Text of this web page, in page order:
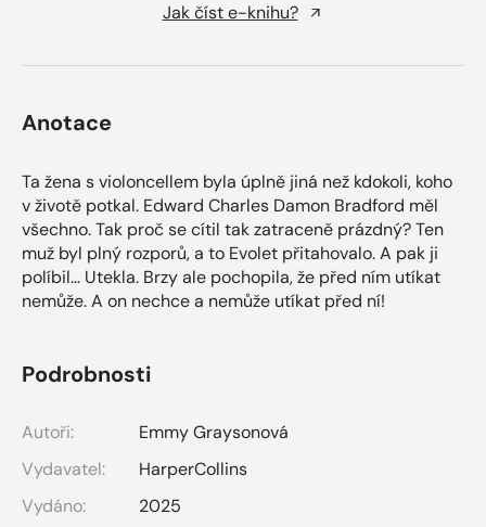
Jak číst e-knihu?
Anotace
Ta žena s violoncellem byla úplně jiná než kdokoli, koho
v životě potkal. Edward Charles Damon Bradford měl
všechno. Tak proč se cítil tak zatraceně prázdný? Ten
muž byl plný rozporů, a to Evolet přitahovalo. A pak ji
políbil… Utekla. Brzy ale pochopila, že před ním utíkat
nemůže. A on nechce a nemůže utíkat před ní!
Podrobnosti
Autoři:
Emmy Graysonová
Vydavatel:
HarperCollins
Vydáno:
2025